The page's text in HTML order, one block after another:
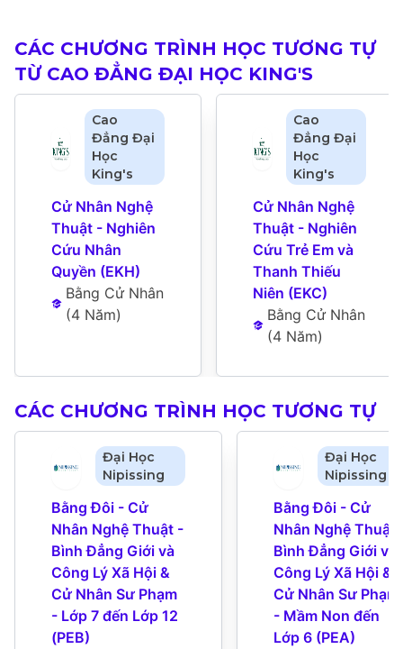
CÁC CHƯƠNG TRÌNH HỌC TƯƠNG TỰ
TỪ CAO ĐẲNG ĐẠI HỌC KING'S
Cao
Đẳng Đại
Học
King's
Cử Nhân Nghệ
Thuật - Nghiên
Cứu Nhân
Quyền (EKH)
Bằng Cử Nhân
(4 Năm)
Cao
Đẳng Đại
Học
King's
Cử Nhân Nghệ
Thuật - Nghiên
Cứu Trẻ Em và
Thanh Thiếu
Niên (EKC)
Bằng Cử Nhân
(4 Năm)
CÁC CHƯƠNG TRÌNH HỌC TƯƠNG TỰ
Đại Học
Nipissing
Bằng Đôi - Cử
Nhân Nghệ Thuật -
Bình Đẳng Giới và
Công Lý Xã Hội &
Cử Nhân Sư Phạm
- Lớp 7 đến Lớp 12
(PEB)
Đại Học
Nipissing
Bằng Đôi - Cử
Nhân Nghệ Thuật
Bình Đẳng Giới và
Công Lý Xã Hội &
Cử Nhân Sư Phạm
- Mầm Non đến
Lớp 6 (PEA)